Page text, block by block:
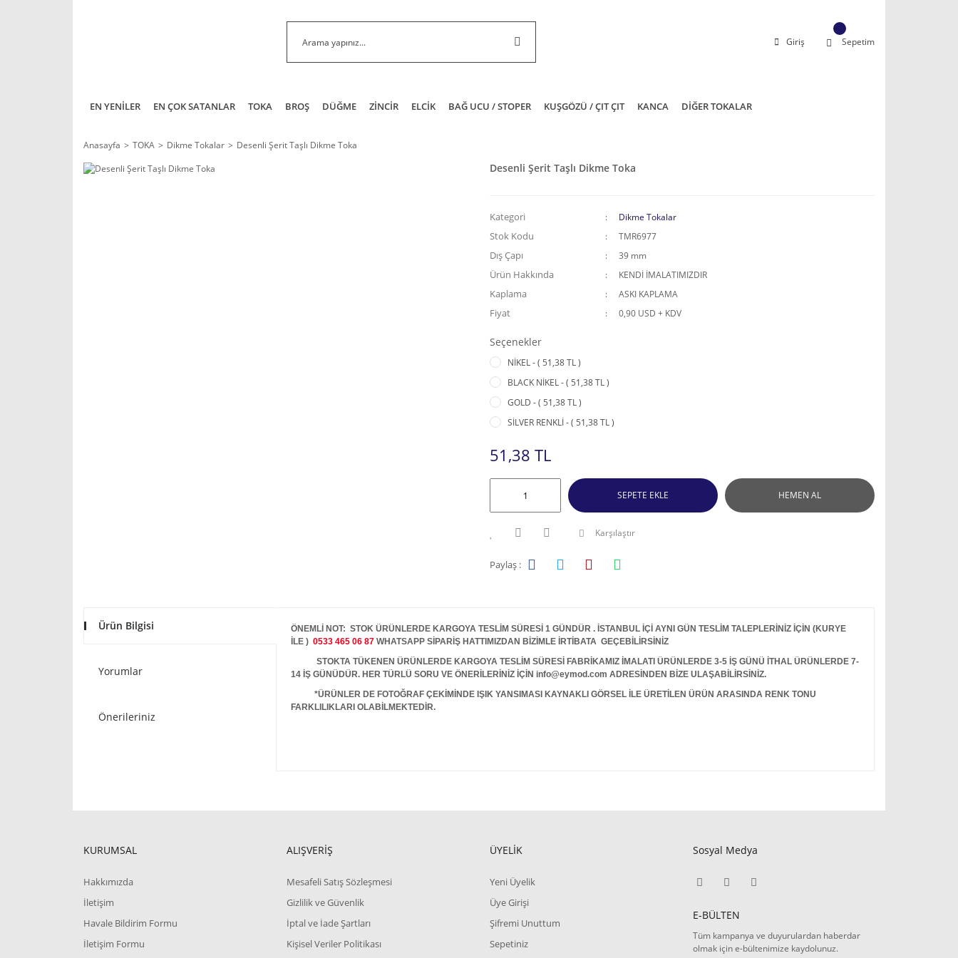
Giriş Sepetim
EN YENİLER EN ÇOK SATANLAR TOKA BROŞ DÜĞME ZİNCİR ELCİK BAĞ UCU / STOPER KUŞGÖZÜ / ÇIT ÇIT KANCA DİĞER TOKALAR
Anasayfa TOKA Dikme Tokalar Desenli Şerit Taşlı Dikme Toka
Desenli Şerit Taşlı Dikme Toka
Kategori Dikme Tokalar
Stok Kodu TMR6977
Dış Çapı 39 mm
Ürün Hakkında KENDİ İMALATIMIZDIR
Kaplama ASKI KAPLAMA
Fiyat 0,90 USD + KDV
Seçenekler
NİKEL - ( 51,38 TL )
BLACK NİKEL - ( 51,38 TL )
GOLD - ( 51,38 TL )
SİLVER RENKLİ - ( 51,38 TL )
51,38 TL
SEPETE EKLE HEMEN AL
Karşılaştır
Paylaş :
Ürün Bilgisi
Yorumlar
Önerileriniz
ÖNEMLİ NOT: STOK ÜRÜNLERDE KARGOYA TESLİM SÜRESİ 1 GÜNDÜR . İSTANBUL İÇİ AYNI GÜN TESLİM TALEPLERİNİZ İÇİN (KURYE
İLE ) 0533 465 06 87 WHATSAPP SİPARİŞ HATTIMIZDAN BİZİMLE İRTİBATA GEÇEBİLİRSİNİZ
STOKTA TÜKENEN ÜRÜNLERDE KARGOYA TESLİM SÜRESİ FABRİKAMIZ İMALATI ÜRÜNLERDE 3-5 İŞ GÜNÜ İTHAL ÜRÜNLERDE 7-
14 İŞ GÜNÜDÜR. HER TÜRLÜ SORU VE ÖNERİLERİNİZ İÇİN info@eymod.com ADRESİNDEN BİZE ULAŞABİLİRSİNİZ.
*ÜRÜNLER DE FOTOĞRAF ÇEKİMİNDE IŞIK YANSIMASI KAYNAKLI GÖRSEL İLE ÜRETİLEN ÜRÜN ARASINDA RENK TONU
FARKLILIKLARI OLABİLMEKTEDİR.
KURUMSAL
Hakkımızda
İletişim
Havale Bildirim Formu
İletişim Formu
ALIŞVERİŞ
Mesafeli Satış Sözleşmesi
Gizlilik ve Güvenlik
İptal ve İade Şartları
Kişisel Veriler Politikası
ÜYELİK
Yeni Üyelik
Üye Girişi
Şifremi Unuttum
Sepetiniz
Sosyal Medya
E-BÜLTEN
Tüm kampanya ve duyurulardan haberdar
olmak için e-bültenimize kaydolunuz.